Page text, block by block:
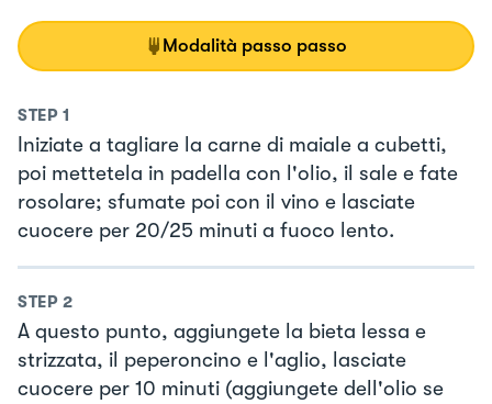
Modalità passo passo
STEP 1
Iniziate a tagliare la carne di maiale a cubetti,
poi mettetela in padella con l'olio, il sale e fate
rosolare; sfumate poi con il vino e lasciate
cuocere per 20/25 minuti a fuoco lento.
STEP 2
A questo punto, aggiungete la bieta lessa e
strizzata, il peperoncino e l'aglio, lasciate
cuocere per 10 minuti (aggiungete dell'olio se